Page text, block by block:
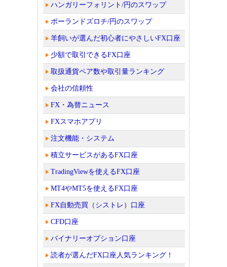
ハンガリーフォリント/円のスワップ
ポーランドズロチ/円のスワップ
羊飼いが選んだ初心者にやさしいFX口座
少額で取引できるFX口座
取扱通貨ペア数や取引量ランキング
会社の信頼性
FX・為替ニュース
FXスマホアプリ
注文機能・システム
積立サービスがあるFX口座
TradingViewを使えるFX口座
MT4やMT5を使えるFX口座
FX自動売買（シストレ）口座
CFD口座
バイナリーオプション口座
読者が選んだFX口座人気ランキング！